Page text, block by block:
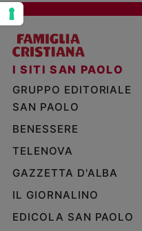
Social
I SITI SAN PAOLO
GRUPPO EDITORIALE
SAN PAOLO
BENESSERE
TELENOVA
GAZZETTA D'ALBA
IL GIORNALINO
EDICOLA SAN PAOLO